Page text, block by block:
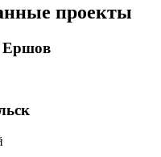
проекты
Ершов